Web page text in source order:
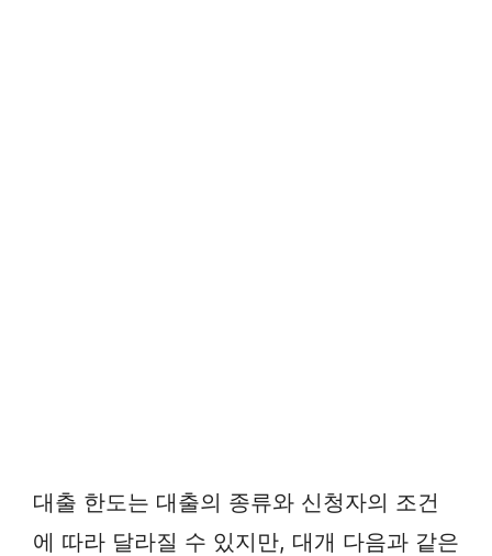
대출 한도는 대출의 종류와 신청자의 조건
에 따라 달라질 수 있지만, 대개 다음과 같은